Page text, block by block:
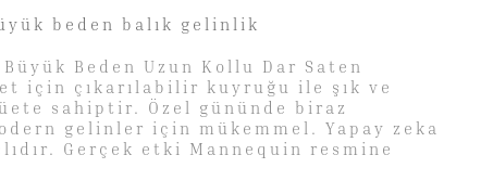
beden balık gelinlik
Büyük Beden Uzun Kollu Dar Saten
için çıkarılabilir kuyruğu ile şık ve
sahiptir. Özel gününde biraz
gelinler için mükemmel. Yapay zeka
Gerçek etki Mannequin resmine